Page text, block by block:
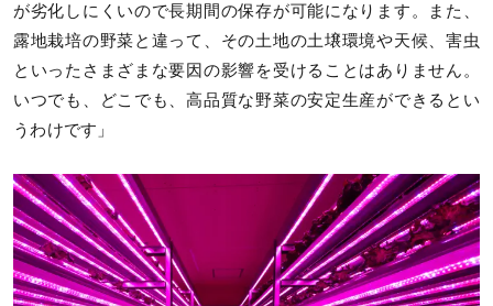
が劣化しにくいので長期間の保存が可能になります。また、
露地栽培の野菜と違って、その土地の土壌環境や天候、害虫
といったさまざまな要因の影響を受けることはありません。
いつでも、どこでも、高品質な野菜の安定生産ができるとい
うわけです」